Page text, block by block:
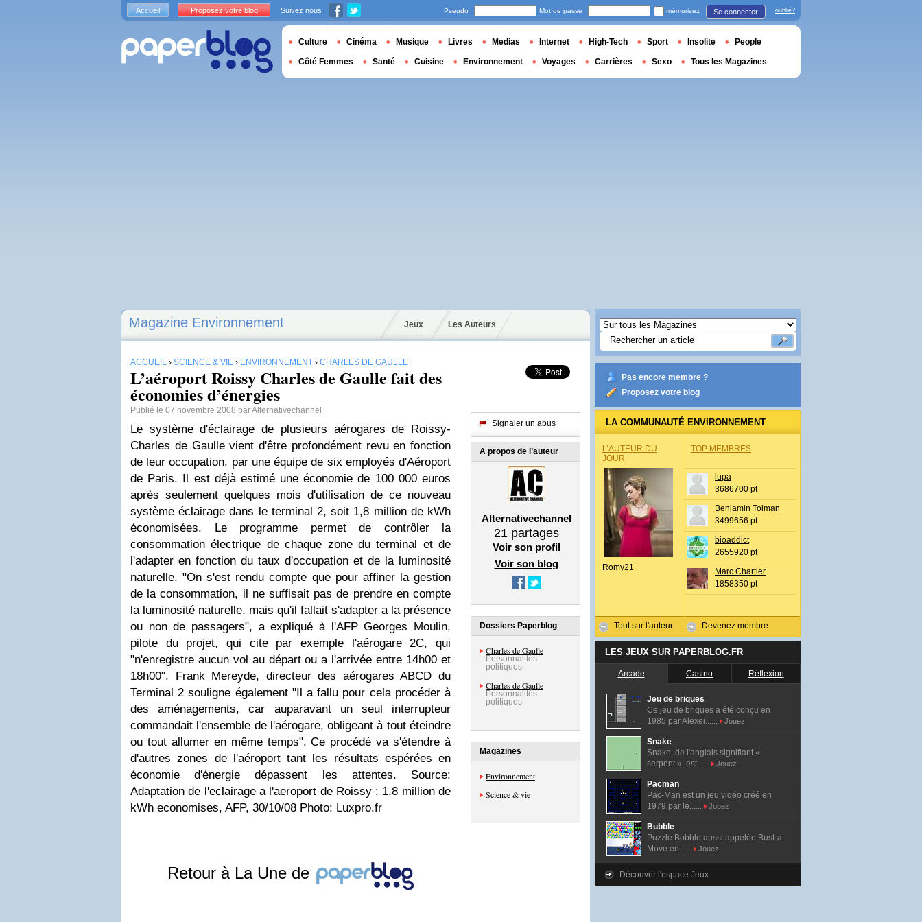
Magazine Environnement Jeux Les Auteurs
ACCUEIL › SCIENCE & VIE › ENVIRONNEMENT › CHARLES DE GAULLE
L’aéroport Roissy Charles de Gaulle fait des
économies d’énergies
Publié le 07 novembre 2008 parAlternativechannel
Le système d'éclairage de plusieurs aérogares de Roissy-
Charles de Gaulle vient d'être profondément revu en fonction
de leur occupation, par une équipe de six employés d'Aéroport
de Paris. Il est déjà estimé une économie de 100 000 euros
après seulement quelques mois d'utilisation de ce nouveau
système éclairage dans le terminal 2, soit 1,8 million de kWh
économisées. Le programme permet de contrôler la
consommation électrique de chaque zone du terminal et de
l'adapter en fonction du taux d'occupation et de la luminosité
naturelle. "On s'est rendu compte que pour affiner la gestion
de la consommation, il ne suffisait pas de prendre en compte
la luminosité naturelle, mais qu'il fallait s'adapter a la présence
ou non de passagers", a expliqué à l'AFP Georges Moulin,
pilote du projet, qui cite par exemple l'aérogare 2C, qui
"n'enregistre aucun vol au départ ou a l'arrivée entre 14h00 et
18h00". Frank Mereyde, directeur des aérogares ABCD du
Terminal 2 souligne également "Il a fallu pour cela procéder à
des aménagements, car auparavant un seul interrupteur
commandait l'ensemble de l'aérogare, obligeant à tout éteindre
ou tout allumer en même temps". Ce procédé va s'étendre à
d'autres zones de l'aéroport tant les résultats espérées en
économie d'énergie dépassent les attentes. Source:
Adaptation de l'eclairage a l'aeroport de Roissy : 1,8 million de
kWh economises, AFP, 30/10/08 Photo: Luxpro.fr
Retour à La Une de
Signaler un abus
A propos de l’auteur
Alternativechannel
21partages
Voir son profil
Voir son blog
Dossiers Paperblog
Charles de Gaulle
Personnalités
politiques
Charles de Gaulle
Personnalités
politiques
Magazines
Environnement
Science & vie
Pas encore membre ?
Proposez votre blog
LA COMMUNAUTÉ ENVIRONNEMENT
L’AUTEUR DU
JOUR
Romy21
Tout sur l'auteur
TOP MEMBRES
lupa
3686700 pt
Benjamin Tolman
3499656 pt
bioaddict
2655920 pt
Marc Chartier
1858350 pt
Devenez membre
LES JEUX SUR PAPERBLOG.FR
Arcade Casino Réflexion
Jeu de briques
Ce jeu de briques a été conçu en
1985 par Alexei......
Jouez
Snake
Snake, de l'anglais signifiant «
serpent », est......
Jouez
Pacman
Pac-Man est un jeu vidéo créé en
1979 par le......
Jouez
Bubble
Puzzle Bobble aussi appelée Bust-a-
Move en......
Jouez
Découvrir l'espace Jeux
Accueil Proposez votre blog Suivez nous Pseudo Mot de passe mémorisez Se connecter oublié?
Culture Cinéma Musique Livres Medias Internet High-Tech Sport Insolite People
Côté Femmes Santé Cuisine Environnement Voyages Carrières Sexo Tous les Magazines